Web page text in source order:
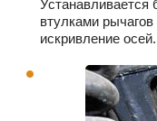
втулками
искривление осей.